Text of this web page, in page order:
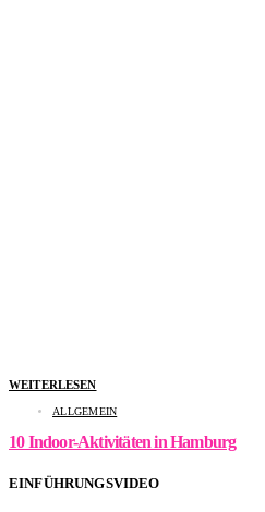
WEITERLESEN
ALLGEMEIN
10 Indoor-Aktivitäten in Hamburg
EINFÜHRUNGSVIDEO